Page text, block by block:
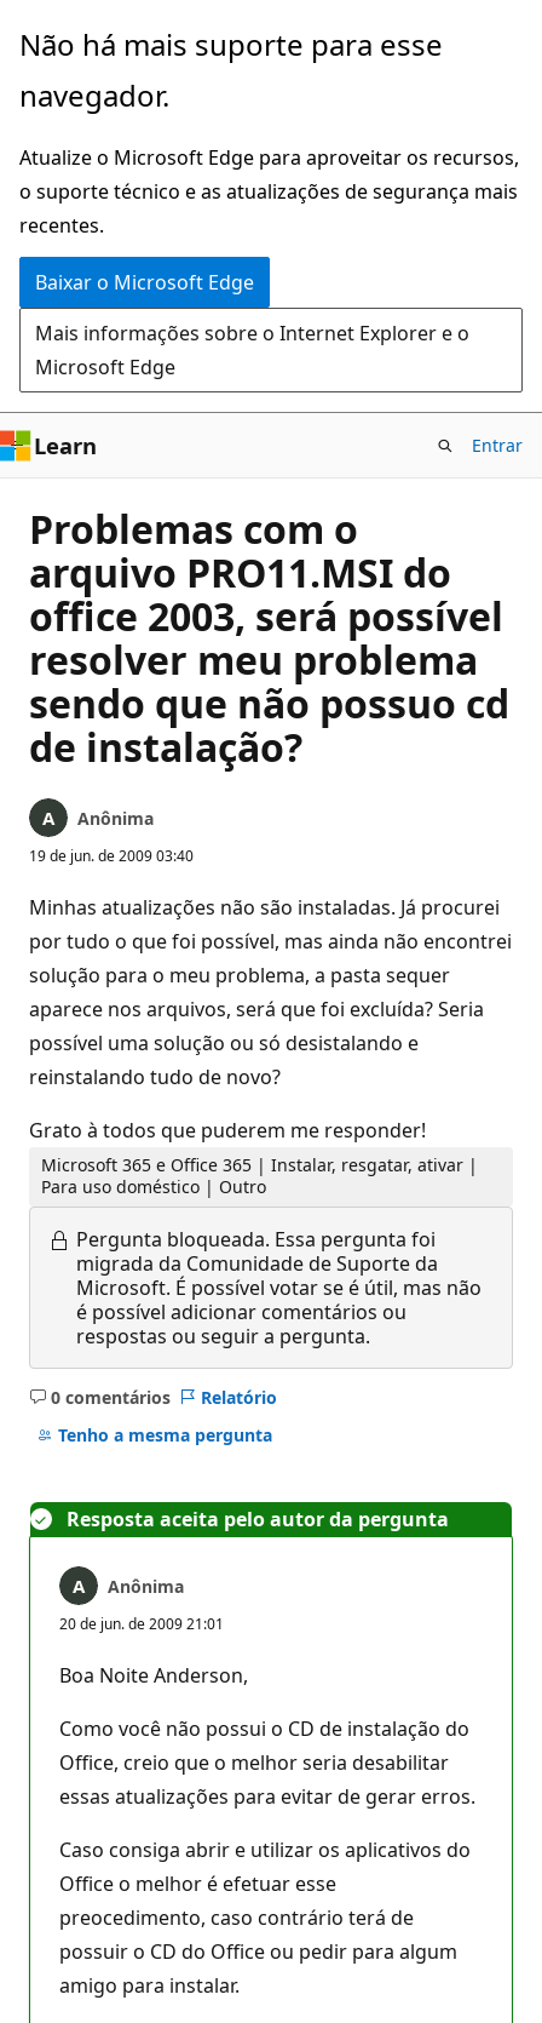
Pular
o
principal
Não há mais suporte para esse
navegador.
Atualize o Microsoft Edge para aproveitar os recursos,
o suporte técnico e as atualizações de segurança mais
recentes.
Baixar o Microsoft Edge
Mais informações sobre o Internet Explorer e o
Microsoft Edge
Learn Entrar
Problemas com o
arquivo PRO11.MSI do
office 2003, será possível
resolver meu problema
sendo que não possuo cd
de instalação?
Anônima
19 de jun. de 2009 03:40
Minhas atualizações não são instaladas. Já procurei
por tudo o que foi possível, mas ainda não encontrei
solução para o meu problema, a pasta sequer
aparece nos arquivos, será que foi excluída? Seria
possível uma solução ou só desistalando e
reinstalando tudo de novo?
Grato à todos que puderem me responder!
Microsoft 365 e Office 365 | Instalar, resgatar, ativar |
Para uso doméstico | Outro
Pergunta bloqueada. Essa pergunta foi
migrada da Comunidade de Suporte da
Microsoft. É possível votar se é útil, mas não
é possível adicionar comentários ou
respostas ou seguir a pergunta.
0 comentários
Sem
comentários
Relatório
Tenho a mesma pergunta
Resposta aceita pelo autor da pergunta
Anônima
20 de jun. de 2009 21:01
Boa Noite Anderson,
Como você não possui o CD de instalação do
Office, creio que o melhor seria desabilitar
essas atualizações para evitar de gerar erros.
Caso consiga abrir e utilizar os aplicativos do
Office o melhor é efetuar esse
preocedimento, caso contrário terá de
possuir o CD do Office ou pedir para algum
amigo para instalar.